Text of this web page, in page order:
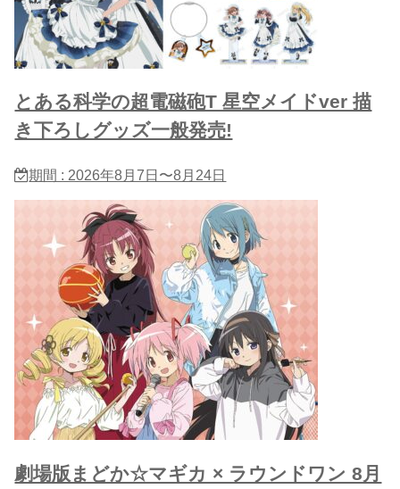
とある科学の超電磁砲T 星​空メイドver 描
き下ろしグッズ一般発売!
期間 : 2026年8月7日〜8月24日
劇場版まどか☆マギカ × ラウンドワン 8月